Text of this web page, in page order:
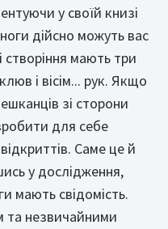
у своїй книзі
дійсно можуть вас
створіння мають три
і вісім... рук. Якщо
зі сторони
для себе
Саме це й
у дослідження,
мають свідомість.
та незвичайними